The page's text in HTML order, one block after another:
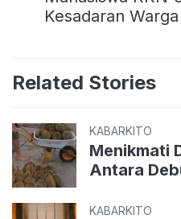
Kesadaran Warga
Related Stories
KABARKITO
Menikmati
Antara
KABARKITO